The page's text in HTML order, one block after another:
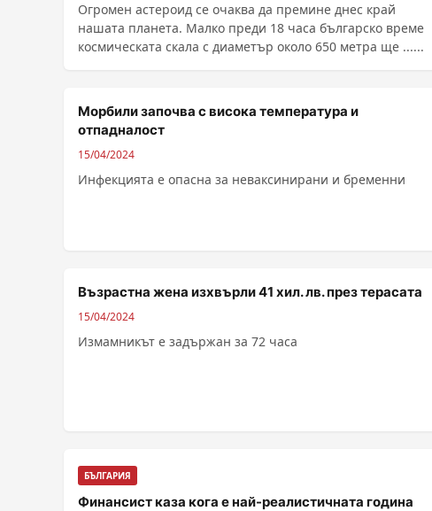
Огромен астероид се очаква да премине днес край
нашата планета. Малко преди 18 часа българско време
космическата скала с диаметър около 650 метра ще ......
Морбили започва с висока температура и
отпадналост
15/04/2024
Инфекцията е опасна за неваксинирани и бременни
Възрастна жена изхвърли 41 хил. лв. през терасата
15/04/2024
Измамникът е задържан за 72 часа
БЪЛГАРИЯ
Финансист каза кога е най-реалистичната година